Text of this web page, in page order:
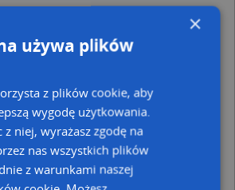
map Targeo
adresowych
cieplnej w
Targeo
×
używa plików
z plików cookie, aby
wygodę użytkowania.
z niej, wyrażasz zgodę na
nas wszystkich plików
z warunkami naszej